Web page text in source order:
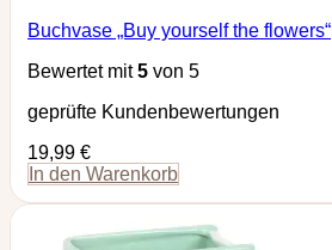
Buchvase „Buy yourself the flowers“
Bewertet mit5 von 5
geprüfte Kundenbewertungen
19,99 €
In den Warenkorb